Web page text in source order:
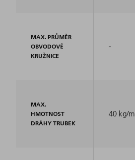
MAX. PRŮMĚR
OBVODOVÉ
KRUŽNICE
MAX.
HMOTNOST
DRÁHY TRUBEK
-
40 kg/m